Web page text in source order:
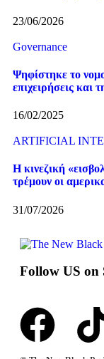
23/06/2026
Governance
Ψηφίστηκε το
επιχειρήσεις
16/02/2025
ARTIFICIAL
Η κινεζική
τρέμουν οι
31/07/2026
Follow US on